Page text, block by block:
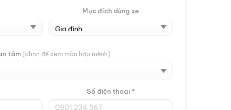
Mục đích dùng xe
tâm (chọn để xem màu hợp mệnh)
Số điện thoại *